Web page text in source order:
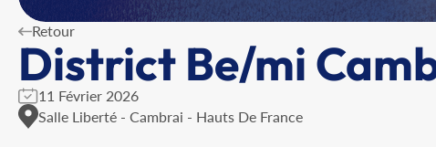
Retour
District Be/mi
11 Février 2026
Salle Liberté - Cambrai - Hauts De France